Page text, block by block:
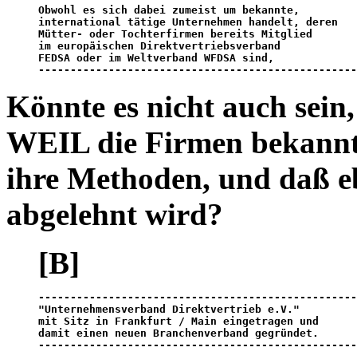
Obwohl es sich dabei zumeist um bekannte,
international tätige Unternehmen handelt, deren
Mütter- oder Tochterfirmen bereits Mitglied
im europäischen Direktvertriebsverband
FEDSA oder im Weltverband WFDSA sind,
Könnte es nicht auch
WEIL die Firmen
ihre Methoden, und daß
abgelehnt wird?
[B]
"Unternehmensverband Direktvertrieb e.V."
mit Sitz in Frankfurt / Main eingetragen und
damit einen neuen Branchenverband gegründet .